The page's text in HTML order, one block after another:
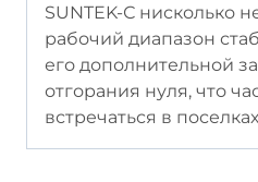
SUNTEK-С нисколько
рабочий диапазон
его дополнительной
отгорания нуля, что
встречаться в